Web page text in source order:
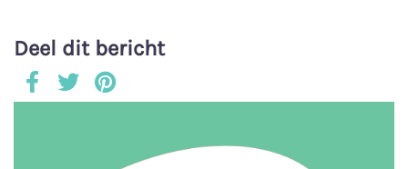
Deel dit bericht